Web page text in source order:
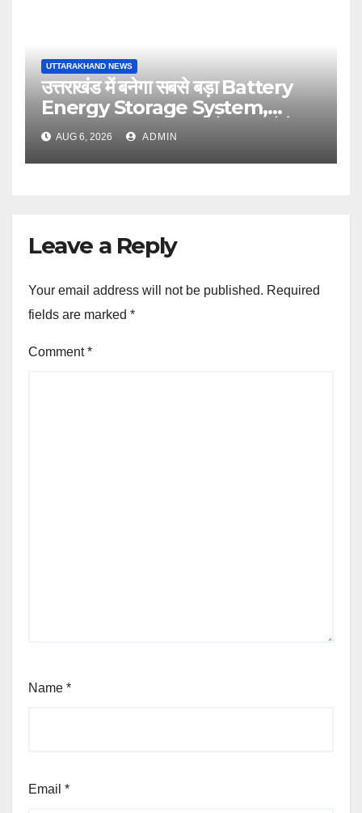
UTTARAKHAND NEWS
उत्तराखंड में बनेगा सबसे बड़ा Battery
Energy Storage System,
UJVNL लगाएगा 352 करोड़ का प्रोजेक्ट
AUG 6, 2026 ADMIN
Leave a Reply
Your email address will not be published. Required
fields are marked *
Comment*
Name *
Email *